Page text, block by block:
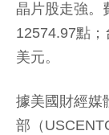
晶片股走強。
12574.97點
美元。
據美國財經媒
部（